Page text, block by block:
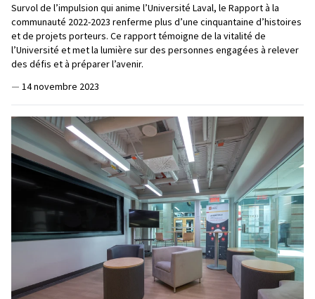
Survol de l’impulsion qui anime l’Université Laval, le Rapport à la
communauté 2022-2023 renferme plus d’une cinquantaine d’histoires
et de projets porteurs. Ce rapport témoigne de la vitalité de
l’Université et met la lumière sur des personnes engagées à relever
des défis et à préparer l’avenir.
— 14 novembre 2023